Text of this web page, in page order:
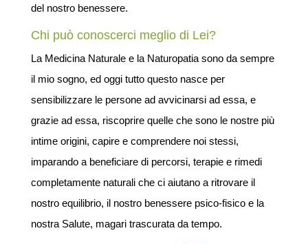
del nostro benessere.
Chi può conoscerci meglio di Lei?
La Medicina Naturale e la Naturopatia sono da sempre
il mio sogno, ed oggi tutto questo nasce per
sensibilizzare le persone ad avvicinarsi ad essa, e
grazie ad essa, riscoprire quelle che sono le nostre più
intime origini, capire e comprendere noi stessi,
imparando a beneficiare di percorsi, terapie e rimedi
completamente naturali che ci aiutano a ritrovare il
nostro equilibrio, il nostro benessere psico-fisico e la
nostra Salute, magari trascurata da tempo.